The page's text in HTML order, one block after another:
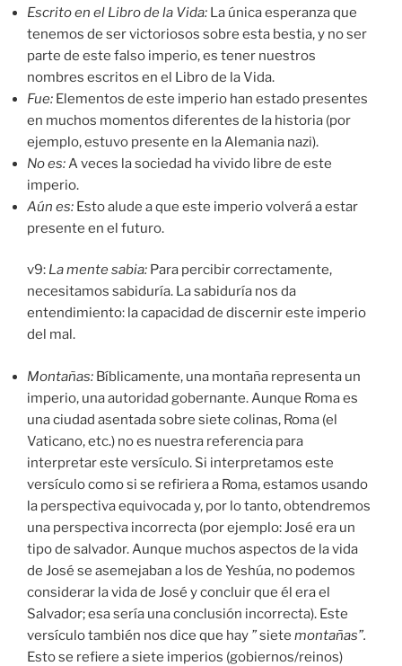
Escrito en el Libro de la Vida: La única esperanza que
tenemos de ser victoriosos sobre esta bestia, y no ser
parte de este falso imperio, es tener nuestros
nombres escritos en el Libro de la Vida.
Fue: Elementos de este imperio han estado presentes
en muchos momentos diferentes de la historia (por
ejemplo, estuvo presente en la Alemania nazi).
No es:A veces la sociedad ha vivido libre de este
imperio.
Aún es: Esto alude a que este imperio volverá a estar
presente en el futuro.
v9: La mente sabia: Para percibir correctamente,
necesitamos sabiduría. La sabiduría nos da
entendimiento: la capacidad de discernir este imperio
del mal.
Montañas: Bíblicamente, una montaña representa un
imperio, una autoridad gobernante. Aunque Roma es
una ciudad asentada sobre siete colinas, Roma (el
Vaticano, etc.) no es nuestra referencia para
interpretar este versículo. Si interpretamos este
versículo como si se refiriera a Roma, estamos usando
la perspectiva equivocada y, por lo tanto, obtendremos
una perspectiva incorrecta (por ejemplo: José era un
tipo de salvador. Aunque muchos aspectos de la vida
de José se asemejaban a los de Yeshúa, no podemos
considerar la vida de José y concluir que él era el
Salvador; esa sería una conclusión incorrecta). Este
versículo también nos dice que hay ”siete montañas”.
Esto se refiere a siete imperios (gobiernos/reinos)